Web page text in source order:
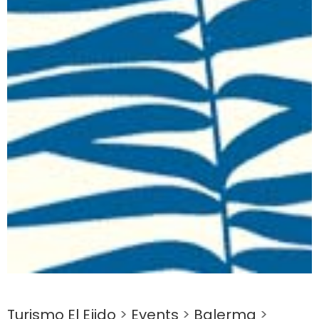
Turismo El Ejido > Events > Balerma >